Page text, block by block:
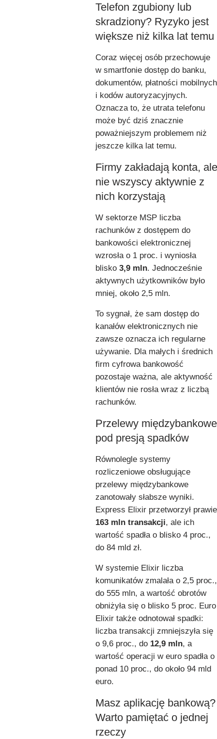
Telefon zgubiony lub
skradziony? Ryzyko jest
większe niż kilka lat temu
Coraz więcej osób przechowuje
w smartfonie dostęp do banku,
dokumentów, płatności mobilnych
i kodów autoryzacyjnych.
Oznacza to, że utrata telefonu
może być dziś znacznie
poważniejszym problemem niż
jeszcze kilka lat temu.
Firmy zakładają konta, ale
nie wszyscy aktywnie z
nich korzystają
W sektorze MSP liczba
rachunków z dostępem do
bankowości elektronicznej
wzrosła o 1 proc. i wyniosła
blisko 3,9 mln. Jednocześnie
aktywnych użytkowników było
mniej, około 2,5 mln.
To sygnał, że sam dostęp do
kanałów elektronicznych nie
zawsze oznacza ich regularne
używanie. Dla małych i średnich
firm cyfrowa bankowość
pozostaje ważna, ale aktywność
klientów nie rosła wraz z liczbą
rachunków.
Przelewy międzybankowe
pod presją spadków
Równolegle systemy
rozliczeniowe obsługujące
przelewy międzybankowe
zanotowały słabsze wyniki.
Express Elixir przetworzył prawie
163 mln transakcji, ale ich
wartość spadła o blisko 4 proc.,
do 84 mld zł.
W systemie Elixir liczba
komunikatów zmalała o 2,5 proc.,
do 555 mln, a wartość obrotów
obniżyła się o blisko 5 proc. Euro
Elixir także odnotował spadki:
liczba transakcji zmniejszyła się
o 9,6 proc., do 12,9 mln, a
wartość operacji w euro spadła o
ponad 10 proc., do około 94 mld
euro.
Masz aplikację bankową?
Warto pamiętać o jednej
rzeczy